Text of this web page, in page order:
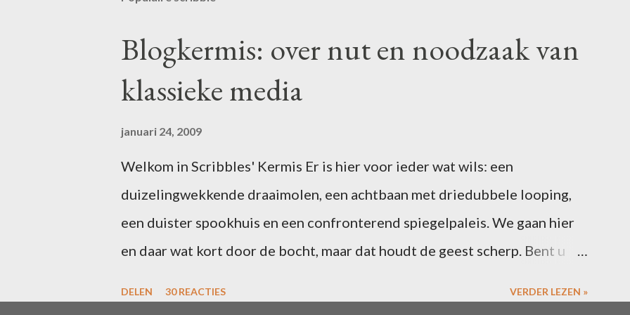
Blogkermis: over nut en noodzaak van
klassieke media
januari 24, 2009
Welkom in Scribbles' Kermis Er is hier voor ieder wat wils: een
duizelingwekkende draaimolen, een achtbaan met driedubbele looping,
een duister spookhuis en een confronterend spiegelpaleis. We gaan hier
en daar wat kort door de bocht, maar dat houdt de geest scherp. Bent u
in één of meer van de attracties. Vergeet niet te linken naar deze post, dan
DELEN 30 REACTIES VERDER LEZEN »